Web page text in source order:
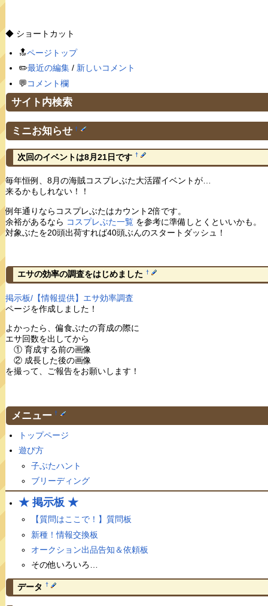
◆ ショートカット
🔝ページトップ
✏️最近の編集/ 新しいコメント
💬コメント欄
サイト内検索
ミニお知らせ †
次回のイベントは8月21日です †
毎年恒例、8月の海賊コスプレぶた大活躍イベントが…
来るかもしれない！！
例年通りならコスプレぶたはカウント2倍です。
余裕があるなら コスプレぶた一覧を参考に準備しとくといいかも。
対象ぶたを20頭出荷すれば40頭ぶんのスタートダッシュ！
エサの効率の調査をはじめました †
掲示板/【情報提供】エサ効率調査
ページを作成しました！
よかったら、偏食ぶたの育成の際に
エサ回数を出してから
① 育成する前の画像
② 成長した後の画像
を撮って、ご報告をお願いします！
メニュー †
トップページ
遊び方
子ぶたハント
ブリーディング
★ 掲示板 ★
【質問はここで！】質問板
新種！情報交換板
オークション出品告知＆依頼板
その他いろいろ…
データ †